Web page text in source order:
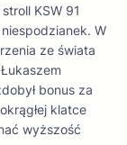
KSW 91
W
ze świata
bonus za
klatce
wyższość